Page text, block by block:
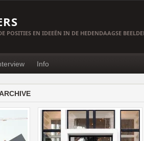
POSITIES EN IDEEËN IN DE HEDENDAAGSE
Info